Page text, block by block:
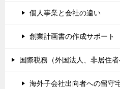
個人事業と会社の違い
創業計画書の作成サポート
国際税務（外国法人、非居住者
海外子会社出向者への留守